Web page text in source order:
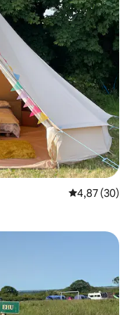
Gemiddelde
4,87 (30)